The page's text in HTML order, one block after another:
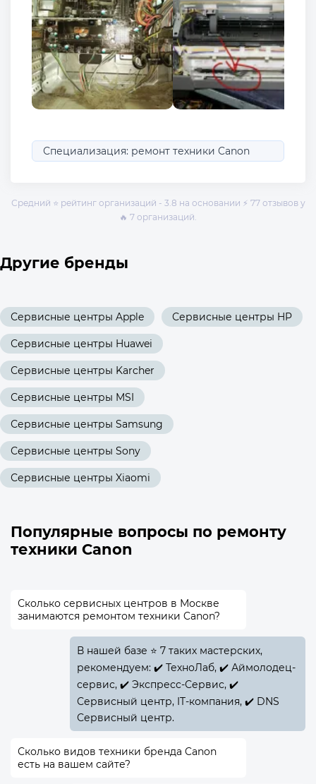
Специализация: ремонт техники Canon
Средний ⭐ рейтинг организаций - 3.8 на основании ⚡ 77 отзывов у
🔥 7 организаций.
Другие бренды
Сервисные центры Apple Сервисные центры HP
Сервисные центры Huawei
Сервисные центры Karcher
Сервисные центры MSI
Сервисные центры Samsung
Сервисные центры Sony
Сервисные центры Xiaomi
Популярные вопросы по ремонту
техники Canon
Сколько сервисных центров в Москве
занимаются ремонтом техники Canon?
В нашей базе ⭐ 7 таких мастерских,
рекомендуем: ✔️ ТехноЛаб, ✔️ Аймолодец-
сервис, ✔️ Экспресс-Сервис, ✔️
Сервисный центр, IT-компания, ✔️ DNS
Сервисный центр.
Сколько видов техники бренда Canon
есть на вашем сайте?